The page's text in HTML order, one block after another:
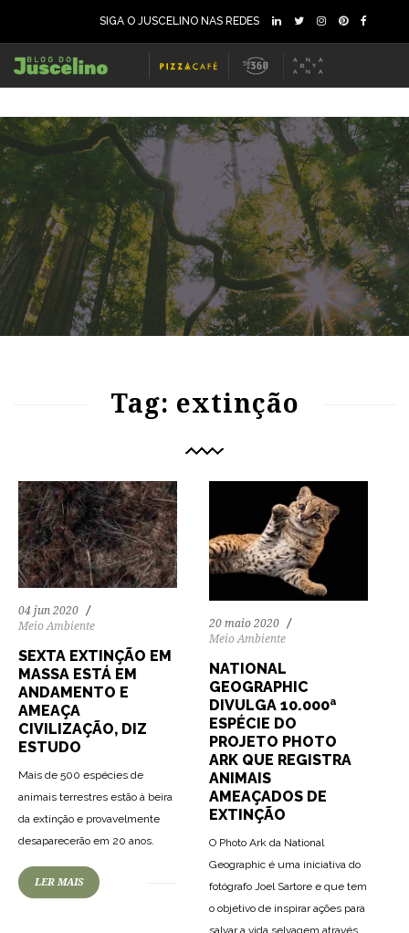
SIGA O JUSCELINO NAS REDES
Tag: extinção
04 jun 2020
Meio Ambiente
SEXTA EXTINÇÃO EM
MASSA ESTÁ EM
ANDAMENTO E
AMEAÇA
CIVILIZAÇÃO, DIZ
ESTUDO
Mais de 500 espécies de
animais terrestres estão à beira
da extinção e provavelmente
desaparecerão em 20 anos.
LER MAIS
20 maio 2020
Meio Ambiente
NATIONAL
GEOGRAPHIC
DIVULGA 10.000ª
ESPÉCIE DO
PROJETO PHOTO
ARK QUE REGISTRA
ANIMAIS
AMEAÇADOS DE
EXTINÇÃO
O Photo Ark da National
Geographic é uma iniciativa do
fotógrafo Joel Sartore e que tem
o objetivo de inspirar ações para
salvar a vida selvagem através